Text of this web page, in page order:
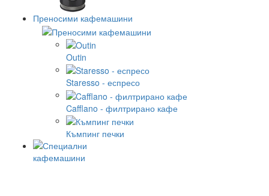
Преносими кафемашини
Outin
Staresso - еспресо
Cafflano - филтрирано кафе
Къмпинг печки